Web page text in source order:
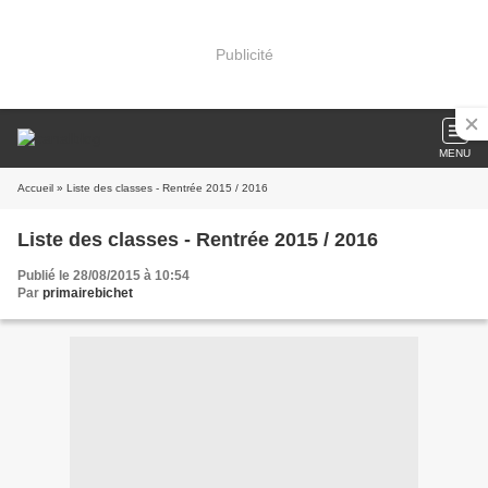
Publicité
MENU
Accueil » Liste des classes - Rentrée 2015 / 2016
Liste des classes - Rentrée 2015 / 2016
Publié le 28/08/2015 à 10:54
Par primairebichet